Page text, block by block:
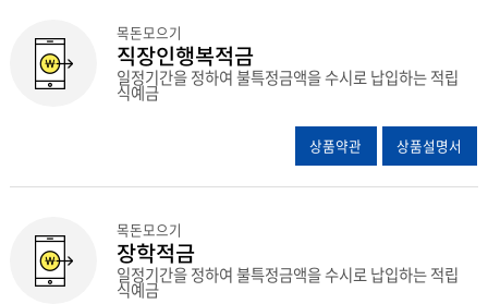
목돈모으기
직장인행복적금
일정기간을 정하여 불특정금액을 수시로 납입하는 적립
식예금
상품약관 상품설명서
목돈모으기
장학적금
일정기간을 정하여 불특정금액을 수시로 납입하는 적립
식예금